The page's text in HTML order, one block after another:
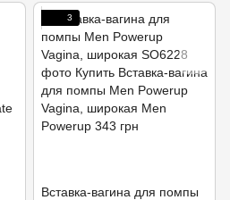
3
Вставка-вагина для помпы